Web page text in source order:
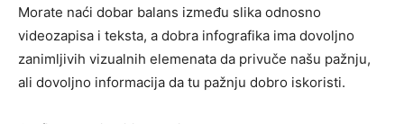
Morate naći dobar balans između slika odnosno
videozapisa i teksta, a dobra infografika ima dovoljno
zanimljivih vizualnih elemenata da privuče našu pažnju,
ali dovoljno informacija da tu pažnju dobro iskoristi.